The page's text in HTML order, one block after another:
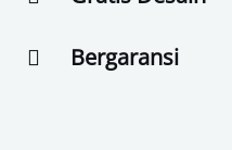
Bergaransi